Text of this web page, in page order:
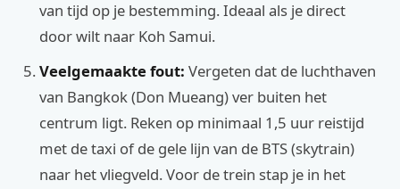
van tijd op je bestemming. Ideaal als je direct
door wilt naar Koh Samui.
Veelgemaakte fout: Vergeten dat de luchthaven
van Bangkok (Don Mueang) ver buiten het
centrum ligt. Reken op minimaal 1,5 uur reistijd
met de taxi of de gele lijn van de BTS (skytrain)
naar het vliegveld. Voor de trein stap je in het